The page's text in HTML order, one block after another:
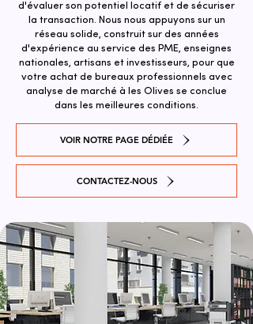
d'évaluer son potentiel locatif et de sécuriser
la transaction. ​Nous nous appuyons sur un
réseau solide, construit sur des années
d'expérience au service des PME, enseignes
nationales, artisans et investisseurs, pour que
votre achat de bureaux professionnels avec
analyse de marché à les Olives se conclue
dans les meilleures conditions.
VOIR NOTRE PAGE DÉDIÉE
CONTACTEZ-NOUS